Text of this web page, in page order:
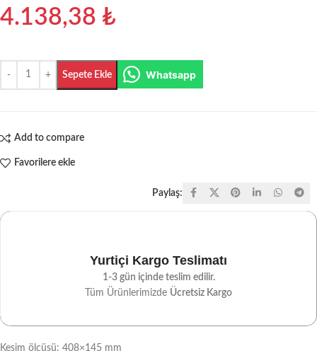
4.138,38 ₺
Sepete Ekle Whatsapp
Add to compare
Favorilere ekle
Paylaş:
Yurtiçi Kargo Teslimatı
1-3 gün içinde teslim edilir.
Tüm Ürünlerimizde Ücretsiz Kargo
Kesim ölçüsü: 408×145 mm